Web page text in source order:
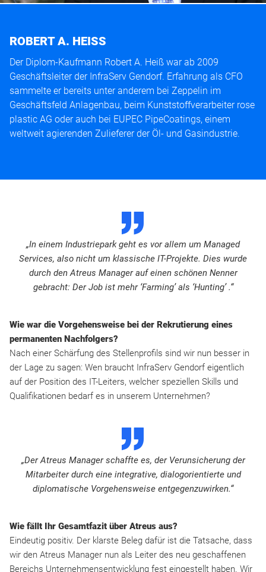
ROBERT A. HEISS
Der Diplom-Kaufmann Robert A. Heiß war ab 2009
Geschäftsleiter der InfraServ Gendorf. Erfahrung als CFO
sammelte er bereits unter anderem bei Zeppelin im
Geschäftsfeld Anlagenbau, beim Kunststoffverarbeiter rose
plastic AG oder auch bei EUPEC PipeCoatings, einem
weltweit agierenden Zulieferer der Öl- und Gasindustrie.
D
„In einem Industriepark geht es vor allem um Managed
Services, also nicht um klassische IT-Projekte. Dies wurde
durch den Atreus Manager auf einen schönen Nenner
gebracht: Der Job ist mehr ‘Farming’ als ‘Hunting’ .“
Wie war die Vorgehensweise bei der Rekrutierung eines
permanenten Nachfolgers?
Nach einer Schärfung des Stellenprofils sind wir nun besser in
der Lage zu sagen: Wen braucht InfraServ Gendorf eigentlich
auf der Position des IT-Leiters, welcher speziellen Skills und
Qualifikationen bedarf es in unserem Unternehmen?
D
„Der Atreus Manager schaffte es, der Verunsicherung der
Mitarbeiter durch eine integrative, dialogorientierte und
diplomatische Vorgehensweise entgegenzuwirken.“
Wie fällt Ihr Gesamtfazit über Atreus aus?
Eindeutig positiv. Der klarste Beleg dafür ist die Tatsache, dass
wir den Atreus Manager nun als Leiter des neu geschaffenen
Bereichs Unternehmensentwicklung fest eingestellt haben. Wir